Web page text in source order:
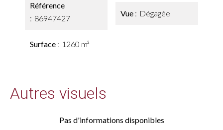
Référence
86947427
Surface 1260 m²
Vue Dégagée
Autres visuels
Pas d'informations disponibles